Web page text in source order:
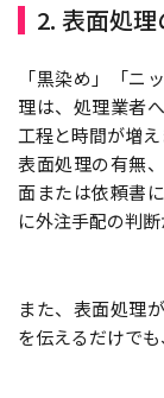
2. 表面処
「黒染め」「ニ
理は、処理業者
工程と時間が増え
表面処理の有無
面または依頼書
に外注手配の判断
また、表面処理
を伝えるだけで